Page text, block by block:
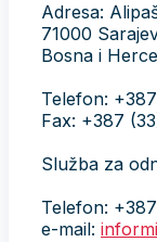
Adresa:
71000
Bosna i
Telefon:
Fax: +387
Služba za
Telefon:
e-mail: